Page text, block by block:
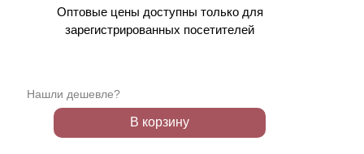
Оптовые цены доступны только для
зарегистрированных посетителей
Нашли дешевле?
В корзину